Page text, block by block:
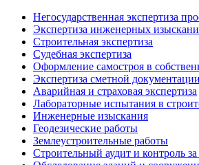
Негосударственная экспертиза
Экспертиза инженерных
Строительная экспертиза
Судебная экспертиза
Оформление самостроя в
Экспертиза сметной документации
Аварийная и страховая экспертиза
Лабораторные испытания в
Инженерные изыскания
Геодезические работы
Землеустроительные работы
Строительный аудит и контроль